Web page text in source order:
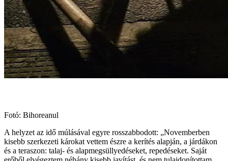
Fotó: Bihoreanul
A helyzet az idő múlásával egyre rosszabbodott: „Novemberben
kisebb szerkezeti károkat vettem észre a kerítés alapján, a járdákon
és a teraszon: talaj- és alapmegsüllyedéseket, repedéseket. Saját